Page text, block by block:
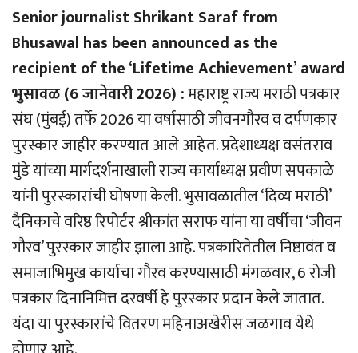
Senior journalist Shrikant Saraf from
Bhusawal has been announced as the
recipient of the ‘Lifetime Achievement’ award
भुसावळ (6 जानेवारी 2026) :महाराष्ट्र राज्य मराठी पत्रकार
संघ (मुंबई) तर्फे 2026 या वर्षासाठी जीवनगौरव व दर्पणकार
पुरस्कार जाहीर करण्यात आले आहेत. प्रदेशाध्यक्ष वसंतराव
मुंडे यांच्या मार्गदर्शनाखाली राज्य कार्याध्यक्ष प्रवीण सपकाळे
यांनी पुरस्कारांची घोषणा केली. भुसावळातील ‘दिव्य मराठी’
दैनिकाचे वरिष्ठ रिपोर्टर श्रीकांत सराफ यांना या वर्षीचा ‘जीवन
गौरव’ पुरस्कार जाहीर झाला आहे. पत्रकारितेतील निष्ठावंत व
समाजाभिमुख कार्याचा गौरव करण्यासाठी मंगळवार, 6 रोजी
पत्रकार दिनानिमित्त दरवर्षी हे पुरस्कार प्रदान केले जातात.
यंदा या पुरस्कारांचे वितरण महिनाअखेरीस जळगाव येथे